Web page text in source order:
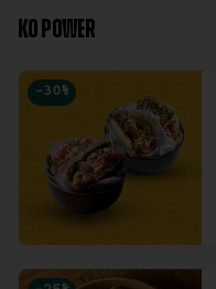
KO POWER
-30 %